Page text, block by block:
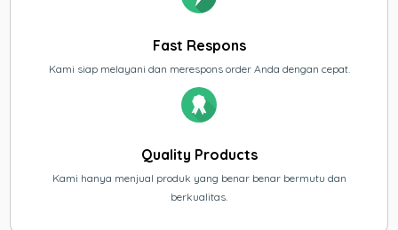
Fast Respons
Kami siap melayani dan merespons order Anda dengan cepat.
Quality Products
Kami hanya menjual produk yang benar benar bermutu dan
berkualitas.